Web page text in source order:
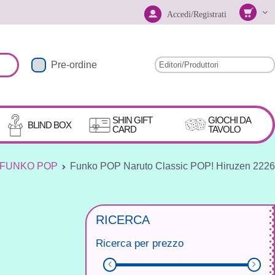
Accedi/Registrati
Pre-ordine
BLIND BOX
SHIN GIFT
CARD
GIOCHI DA
TAVOLO
FUNKO POP Funko POP Naruto Classic POP! Hiruzen 2226
RICERCA
Ricerca per prezzo